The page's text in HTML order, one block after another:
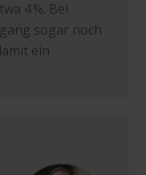
4 %. Bei
sogar noch
ein